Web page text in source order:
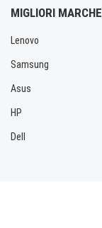
MIGLIORI MARCHE
Lenovo
Samsung
Asus
HP
Dell